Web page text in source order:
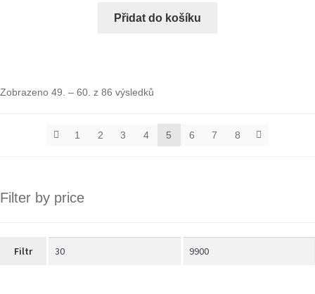
Přidat do košíku
Zobrazeno 49. – 60. z 86 výsledků
1 2 3 4 5 6 7 8
Filter by price
Filtr